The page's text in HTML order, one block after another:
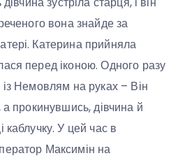
вона знайде за
Катерина прийняла
перед іконою. Одного разу
Немовлям на руках – Він
а прокинувшись, дівчина й
каблучку. У цей час в
Максимін на